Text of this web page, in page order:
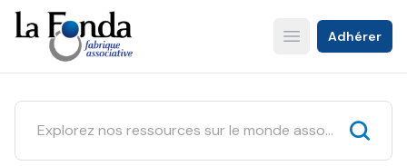
Aller
au
contenu
principal
Open main menu
Adhérer